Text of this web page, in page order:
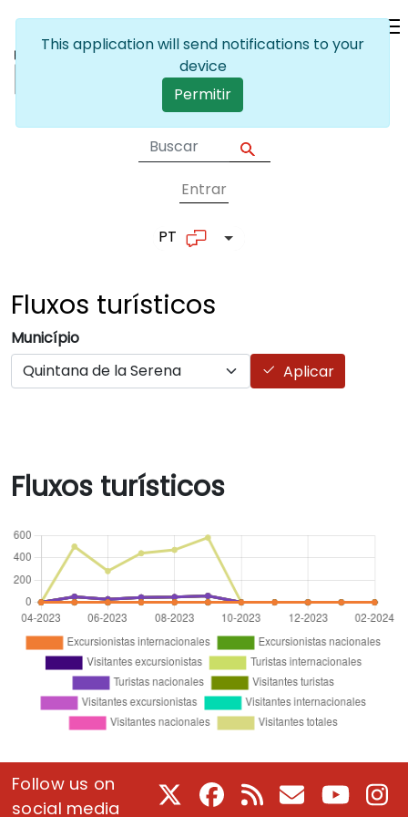
User account
Entrar
PT Lista de ações adicionais
Fluxos turísticos
Município
Aplicar
Fluxos turísticos
Follow us on
social media
Facebook
RSS E-Mail Youtube
This application will send notifications to your
device
Permitir